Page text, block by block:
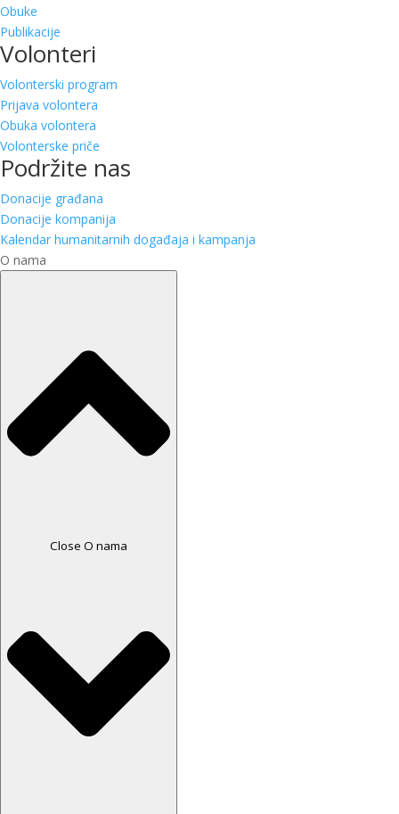
Obuke
Publikacije
Volonteri
Volonterski program
Prijava volontera
Obuka volontera
Volonterske priče
Podržite nas
Donacije građana
Donacije kompanija
Kalendar humanitarnih događaja i kampanja
O nama
Close O nama